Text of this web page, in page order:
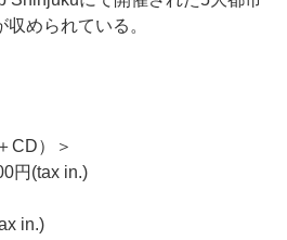
められている。
CD）＞
円(tax in.)
in.)